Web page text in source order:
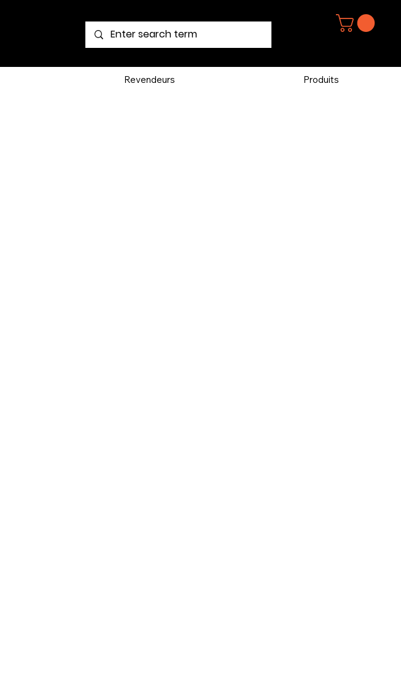
Revendeurs Produits